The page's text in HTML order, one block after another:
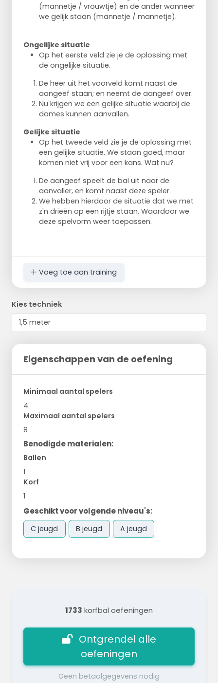
(mannetje / vrouwtje) en de ander wanneer
we gelijk staan (mannetje / mannetje).
Ongelijke situatie
Op het eerste veld zie je de oplossing met
de ongelijke situatie.
De heer uit het voorveld komt naast de
aangeef staan; en neemt de aangeef over.
Nu krijgen we een gelijke situatie waarbij de
dames kunnen aanvallen.
Gelijke situatie
Op het tweede veld zie je de oplossing met
een gelijke situatie. We staan goed, maar
komen niet vrij voor een kans. Wat nu?
De aangeef speelt de bal uit naar de
aanvaller, en komt naast deze speler.
We hebben hierdoor de situatie dat we met
z'n drieën op een rijtje staan. Waardoor we
deze spelvorm weer toepassen.
Voeg toe aan training
Kies techniek
Eigenschappen van de oefening
Minimaal aantal spelers
4
Maximaal aantal spelers
8
Benodigde materialen:
Ballen
1
Korf
1
Geschikt voor volgende niveau's:
C jeugd B jeugd A jeugd
1733 korfbal oefeningen
Ontgrendel alle
oefeningen
Geen betaalgegevens nodig